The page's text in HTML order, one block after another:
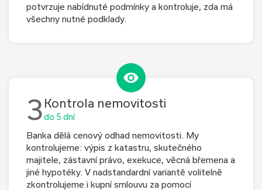
potvrzuje nabídnuté podmínky a kontroluje, zda má
všechny nutné podklady.
3 Kontrola nemovitosti
do 5 dní
Banka dělá cenový odhad nemovitosti. My
kontrolujeme: výpis z katastru, skutečného
majitele, zástavní právo, exekuce, věcná břemena a
jiné hypotéky. V nadstandardní variantě volitelně
zkontrolujeme i kupní smlouvu za pomocí